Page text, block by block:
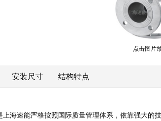
点击图片
安装尺寸 结构特点
上海速能严格按照国际质量管理体系，依靠强大